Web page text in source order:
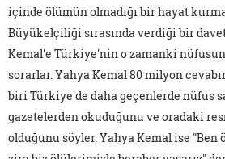
içinde ölümün olmadığı bir hayat
Büyükelçiliği sırasında verdiği bir
Kemal'e Türkiye'nin o zamanki
sorarlar. Yahya Kemal 80 milyon
biri Türkiye'de daha geçenlerde nüfus
gazetelerden okuduğunu ve oradaki
olduğunu söyler. Yahya Kemal ise "Ben